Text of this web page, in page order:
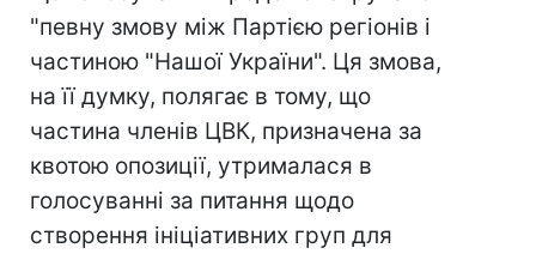
"певну змову між Партією регіонів і
частиною "Нашої України". Ця змова,
на її думку, полягає в тому, що
частина членів ЦВК, призначена за
квотою опозиції, утрималася в
голосуванні за питання щодо
створення ініціативних груп для